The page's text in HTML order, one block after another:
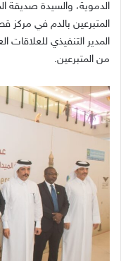
الدموية، والسيدة
المتبرعين بالدم في مركز
المدير التنفيذي للعلاقات
من المتبرعين.